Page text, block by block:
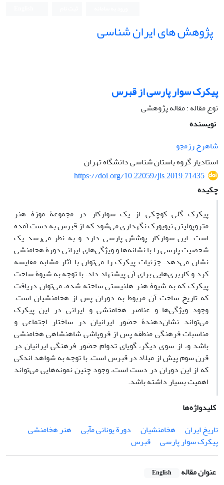
پژوهش های ایران شناسی
پیکرک سوار پارسی از قبرس
نوع مقاله : مقاله پژوهشی
نویسنده
شاهرخ رزمجو
استادیار گروه باستان شناسی دانشگاه تهران
https://doi.org/10.22059/jis.2019.71435
چکیده
پیکرک گلی کوچکی از یک سوارکار در مجموعۀ موزۀ هنر
متروپولیتن نیویورک نگهداری می‌شود که از قبرس به دست آمده
است. این سوارکار پوشش پارسی دارد و به نظر می‌رسد یک
شخصیت پارسی را با نشانه‌ها و ویژگی‌های ایرانی دورۀ هخامنشی
نشان می‌دهد. جزئیات پیکرک را می‌توان با آثار مشابه مقایسه
کرد و کاربری‌هایی برای آن پیشنهاد داد. با توجه به شیوۀ ساخت
پیکرک که به شیوۀ هنر هلنیستی ساخته شده، می‌توان دریافت
که تاریخ ساخت آن مربوط به دوران پس از هخامنشیان است.
وجود ویژگی‌ها و عناصر هخامنشی و ایرانی در این پیکرک
می‌تواند نشان‌دهندۀ حضور ایرانیان در ساختار اجتماعی و
مناسبات فرهنگی منطقه پس از فروپاشی شاهنشاهی هخامنشی
باشد و، از سوی دیگر، گویای تدوام حضور فرهنگی ایرانیان در
قرن سوم پیش از میلاد در قبرس است. با توجه به شواهد اندکی
که از این دوران در دست است، وجود چنین نمونه‌هایی می‌تواند
اهمیت بسیار داشته باشد.
کلیدواژه‌ها
تاریخ ایران
هخامنشیان دورة یونانی مآبی
هنر هخامنشی
پیکرک سوار پارسی
قبرس
عنوان مقاله English